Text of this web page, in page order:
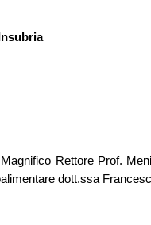
Rettore Prof.
dott.ssa